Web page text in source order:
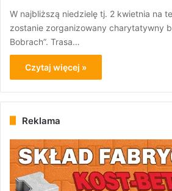
W najbliższą niedzielę tj. 2 kwietnia na
zostanie zorganizowany charytatywny
Bobrach”. Trasa…
Czytaj więcej »
Reklama